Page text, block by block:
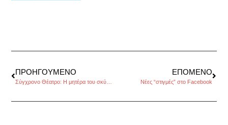
ΠΡΟΗΓΟΎΜΕΝΟ ΕΠΌΜΕΝΟ
Νέες “στιγμές” στο Facebook